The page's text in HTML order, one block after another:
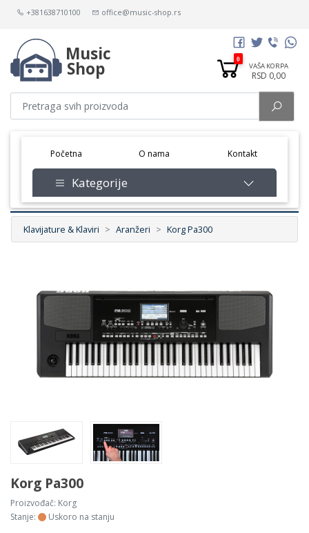
+381638710100 office@music-shop.rs
Music
Shop 0
VAŠA KORPA
RSD 0,00
Početna(current) O nama Kontakt
Kategorije
Klavijature & Klaviri Aranžeri Korg Pa300
Korg Pa300
Proizvođač: Korg
Stanje:
Uskoro na stanju